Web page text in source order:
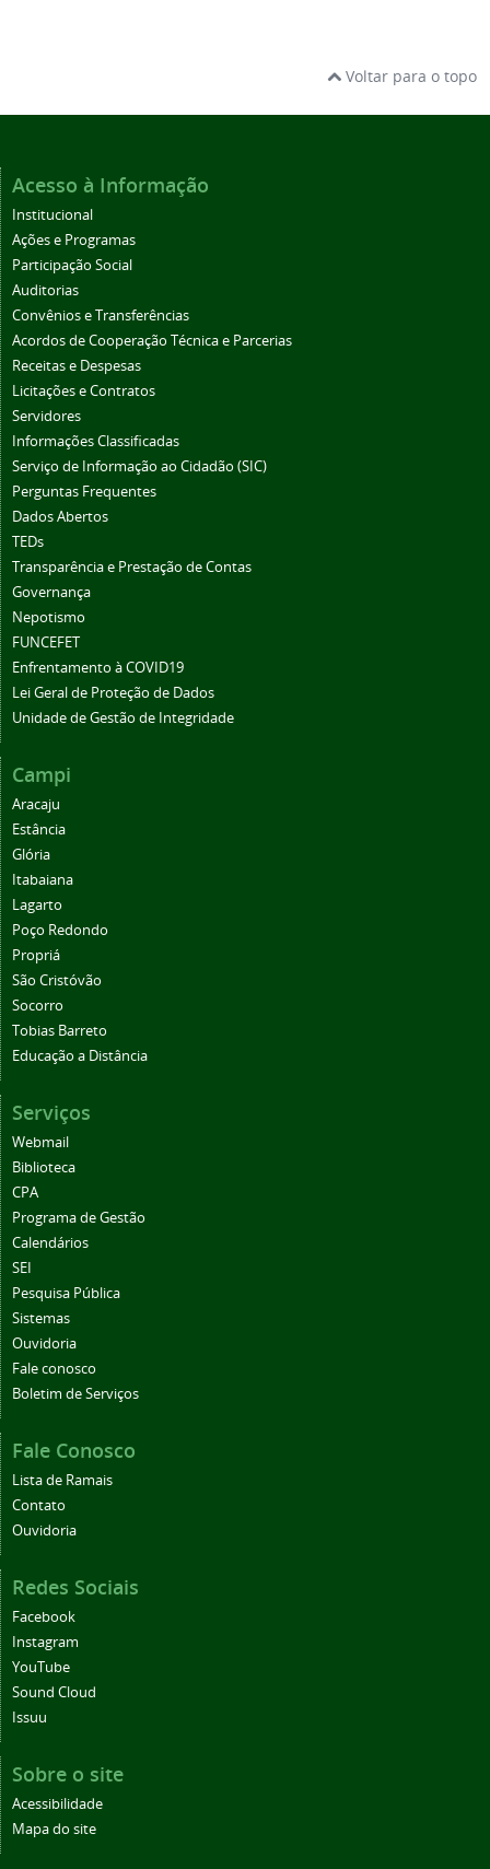
Voltar para o topo
Acesso à Informação
Institucional
Ações e Programas
Participação Social
Auditorias
Convênios e Transferências
Acordos de Cooperação Técnica e Parcerias
Receitas e Despesas
Licitações e Contratos
Servidores
Informações Classificadas
Serviço de Informação ao Cidadão (SIC)
Perguntas Frequentes
Dados Abertos
TEDs
Transparência e Prestação de Contas
Governança
Nepotismo
FUNCEFET
Enfrentamento à COVID19
Lei Geral de Proteção de Dados
Unidade de Gestão de Integridade
Campi
Aracaju
Estância
Glória
Itabaiana
Lagarto
Poço Redondo
Propriá
São Cristóvão
Socorro
Tobias Barreto
Educação a Distância
Serviços
Webmail
Biblioteca
CPA
Programa de Gestão
Calendários
SEI
Pesquisa Pública
Sistemas
Ouvidoria
Fale conosco
Boletim de Serviços
Fale Conosco
Lista de Ramais
Contato
Ouvidoria
Redes Sociais
Facebook
Instagram
YouTube
Sound Cloud
Issuu
Sobre o site
Acessibilidade
Mapa do site